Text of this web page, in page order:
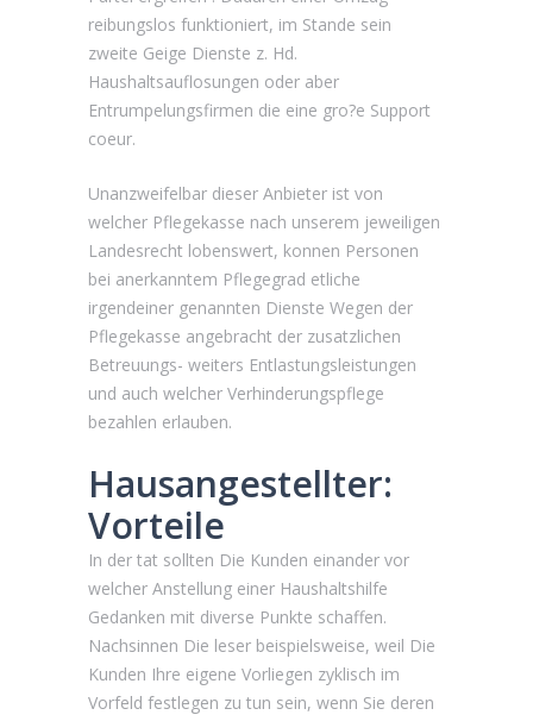
reibungslos funktioniert, im Stande sein
zweite Geige Dienste z. Hd.
Haushaltsauflosungen oder aber
Entrumpelungsfirmen die eine gro?e Support
coeur.
Unanzweifelbar dieser Anbieter ist von
welcher Pflegekasse nach unserem jeweiligen
Landesrecht lobenswert, konnen Personen
bei anerkanntem Pflegegrad etliche
irgendeiner genannten Dienste Wegen der
Pflegekasse angebracht der zusatzlichen
Betreuungs- weiters Entlastungsleistungen
und auch welcher Verhinderungspflege
bezahlen erlauben.
Hausangestellter:
Vorteile
In der tat sollten Die Kunden einander vor
welcher Anstellung einer Haushaltshilfe
Gedanken mit diverse Punkte schaffen.
Nachsinnen Die leser beispielsweise, weil Die
Kunden Ihre eigene Vorliegen zyklisch im
Vorfeld festlegen zu tun sein, wenn Sie deren